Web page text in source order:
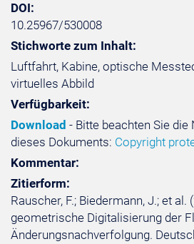
DOI:
10.25967/530008
Stichworte zum Inhalt:
Luftfahrt, Kabine, optische
virtuelles Abbild
Verfügbarkeit:
Download - Bitte beachten Sie die
dieses Dokuments: Copyright
Kommentar:
Zitierform:
Rauscher, F.; Biedermann, J.; et
geometrische Digitalisierung der
Änderungsnachverfolgung.